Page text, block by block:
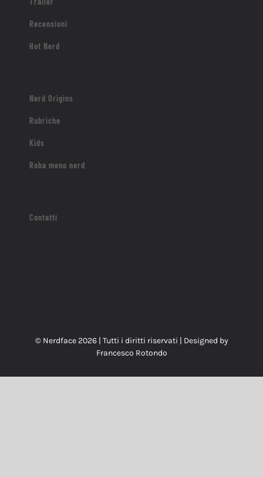
Recensioni
Hot Nerd
Nerd Origins
Rubriche
Kids
Roba meno nerd
Contatti
© Nerdface 2026 | Tutti i diritti riservati | Designed by
Francesco Rotondo